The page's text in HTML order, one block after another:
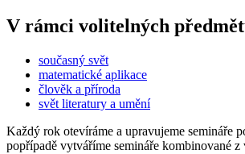
V rámci volitelných
současný svět
matematické aplikace
člověk a příroda
svět literatury a umění
Každý rok otevíráme a upravujeme semináře
popřípadě vytváříme semináře kombinované z